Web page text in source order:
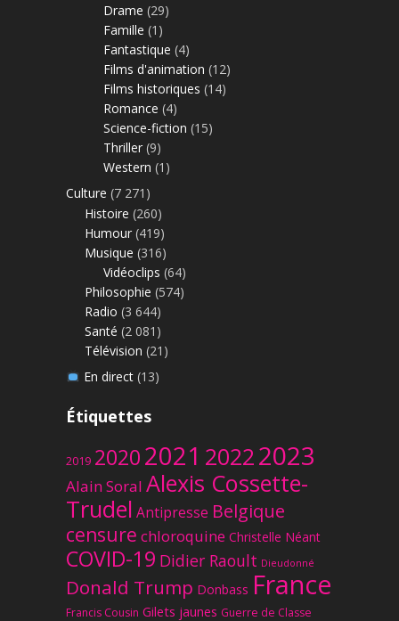
Drame (29)
Famille (1)
Fantastique (4)
Films d'animation (12)
Films historiques (14)
Romance (4)
Science-fiction (15)
Thriller (9)
Western (1)
Culture (7 271)
Histoire (260)
Humour (419)
Musique (316)
Vidéoclips (64)
Philosophie (574)
Radio (3 644)
Santé (2 081)
Télévision (21)
En direct(13)
Étiquettes
2019 20202021 20222023
Alain Soral Alexis Cossette-
Trudel Antipresse Belgique
censure chloroquine Christelle Néant
COVID-19 Didier Raoult Dieudonné
Donald Trump Donbass France
Francis Cousin Gilets jaunes Guerre de Classe